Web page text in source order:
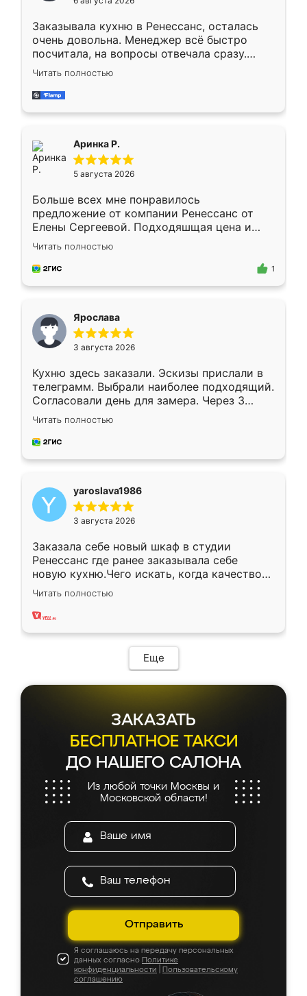
мебели буду заказывать только здесь.
Заказывала кухню в Ренессанс, осталась
очень довольна. Менеджер всё быстро
посчитала, на вопросы отвечала сразу.
Замерщик приехал в субботу, подошёл к
делу со всей ответственностью. Собрали
за день, ребята работали аккуратно, даже
Читать полностью
Аринка Р.
5 августа 2026
Больше всех мне понравилось
предложение от компании Ренессанс от
Елены Сергеевой. Подходяшщая цена и
короткие сроки изготовления. Приехавший
для замера сотрудник Владислав
предложил по моему эскизу самый
Читать полностью
1
Ярослава
3 августа 2026
Кухню здесь заказали. Эскизы прислали в
телеграмм. Выбрали наиболее подходящий.
Согласовали день для замера. Через 3
недели кухня была уже готова. Остались
довольны работой. Спасибо Ренессанс
мебель за качественную работу!
Читать полностью
yaroslava1986
3 августа 2026
Заказала себе новый шкаф в студии
Ренессанс где ранее заказывала себе
новую кухню.Чего искать, когда качеством
вполне довольна. Служит кухня уже почти
два года, нареканий нет.
Читать полностью
Еще
ЗАКАЗАТЬ
БЕСПЛАТНОЕ ТАКСИ
ДО НАШЕГО САЛОНА
Из любой точки Москвы и
Московской области!
Отправить
Я соглашаюсь на передачу персональных
данных согласно Политике
конфиденциальности
Пользовательскому
соглашению